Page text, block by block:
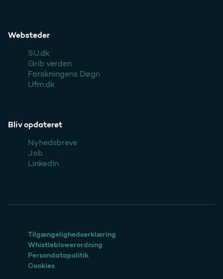
Websteder
SU.dk
Grib verden
Forskningens Døgn
Ufm.dk
Bliv opdateret
Nyhedsbreve
Job
LinkedIn
Tilgængelighedserklæring
Whistleblowerordning
Persondatapolitik
Cookies